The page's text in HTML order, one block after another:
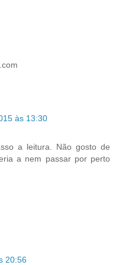
às 13:30
a leitura. Não gosto de
a nem passar por perto
20:56